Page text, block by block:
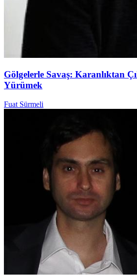
Gölgelerle Savaş: Karanlıktan
Yürümek
Fuat Sürmeli